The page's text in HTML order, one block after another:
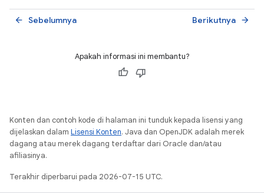
Sebelumnya
arrow_back Berikutnya arrow_forward
Apakah informasi ini membantu?
Konten dan contoh kode di halaman ini tunduk kepada lisensi yang
dijelaskan dalam Lisensi Konten. Java dan OpenJDK adalah merek
dagang atau merek dagang terdaftar dari Oracle dan/atau
afiliasinya.
Terakhir diperbarui pada 2026-07-15 UTC.